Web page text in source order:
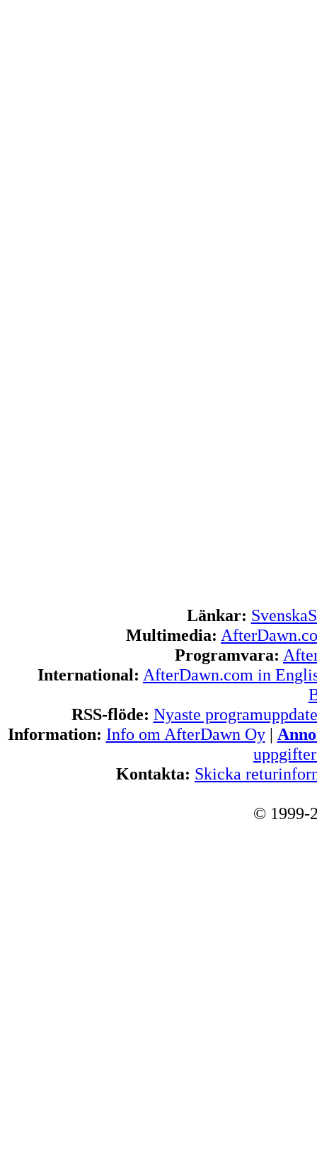
Länkar:
Multimedia:
Programvara:
International: AfterDawn.com in
RSS-flöde: Nyaste
Information: Info om AfterDawn Oy|
Kontakta: Skicka
© 1999-